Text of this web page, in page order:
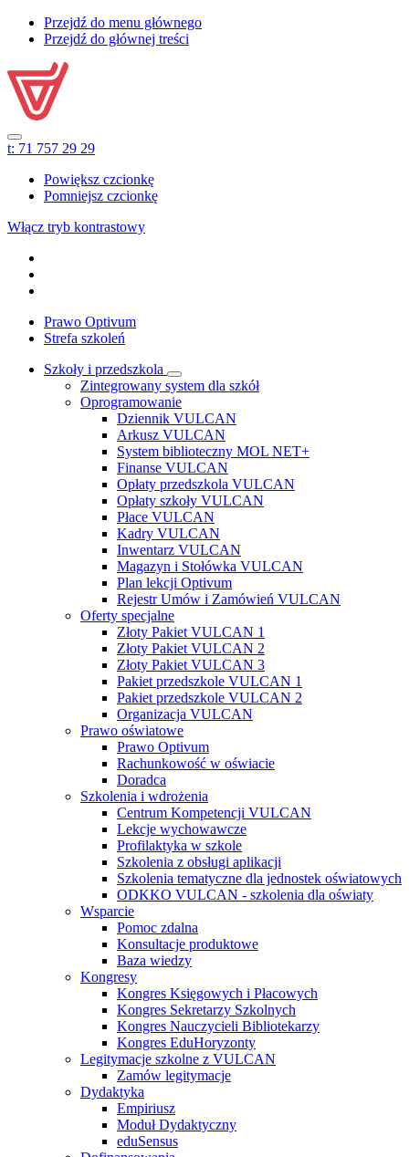
Przejdź do menu głównego
Przejdź do głównej treści
t: 71 757 29 29
Powiększ czcionkę
Pomniejsz czcionkę
Włącz tryb kontrastowy
Prawo Optivum
Strefa szkoleń
Szkoły i przedszkola
Zintegrowany system dla szkół
Oprogramowanie
Dziennik VULCAN
Arkusz VULCAN
System biblioteczny MOL NET+
Finanse VULCAN
Opłaty przedszkola VULCAN
Opłaty szkoły VULCAN
Płace VULCAN
Kadry VULCAN
Inwentarz VULCAN
Magazyn i Stołówka VULCAN
Plan lekcji Optivum
Rejestr Umów i Zamówień VULCAN
Oferty specjalne
Złoty Pakiet VULCAN 1
Złoty Pakiet VULCAN 2
Złoty Pakiet VULCAN 3
Pakiet przedszkole VULCAN 1
Pakiet przedszkole VULCAN 2
Organizacja VULCAN
Prawo oświatowe
Prawo Optivum
Rachunkowość w oświacie
Doradca
Szkolenia i wdrożenia
Centrum Kompetencji VULCAN
Lekcje wychowawcze
Profilaktyka w szkole
Szkolenia z obsługi aplikacji
Szkolenia tematyczne dla jednostek oświatowych
ODKKO VULCAN - szkolenia dla oświaty
Wsparcie
Pomoc zdalna
Konsultacje produktowe
Baza wiedzy
Kongresy
Kongres Księgowych i Płacowych
Kongres Sekretarzy Szkolnych
Kongres Nauczycieli Bibliotekarzy
Kongres EduHoryzonty
Legitymacje szkolne z VULCAN
Zamów legitymacje
Dydaktyka
Empiriusz
Moduł Dydaktyczny
eduSensus